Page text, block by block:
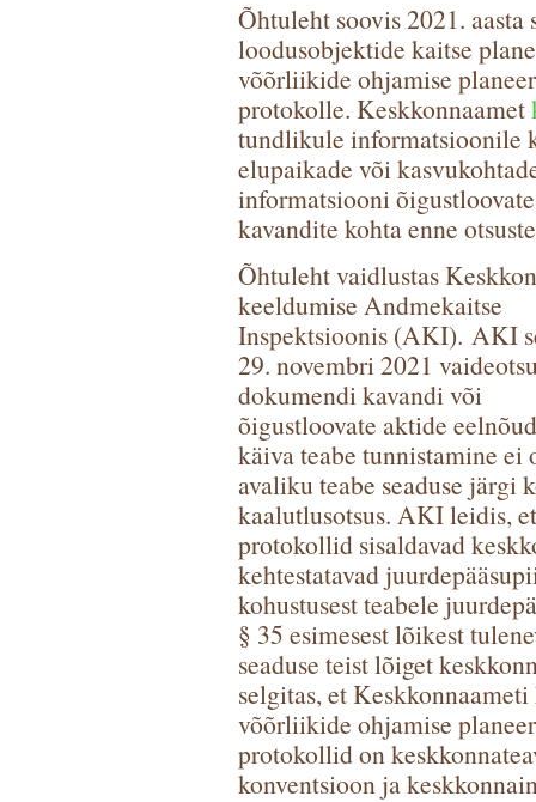
Õhtuleht soovis 2021.
loodusobjektide kaitse
võõrliikide ohjamise
protokolle. Keskkonnaamet
tundlikule informatsioonile
elupaikade või
informatsiooni
kavandite kohta enne
Õhtuleht vaidlustas
keeldumise Andmekaitse
Inspektsioonis (AKI). AKI
29. novembri 2021
dokumendi kavandi või
õigustloovate aktide
käiva teabe tunnistamine ei
avaliku teabe seaduse järgi
kaalutlusotsus. AKI leidis,
protokollid sisaldavad
kehtestatavad
kohustusest teabele
§ 35 esimesest lõikest
seaduse teist lõiget
selgitas, et
võõrliikide ohjamise
protokollid on
konventsioon ja